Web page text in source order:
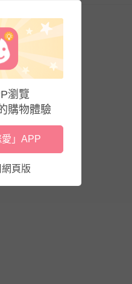
瀏覽
購物體驗
」APP
頁版